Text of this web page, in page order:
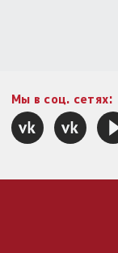
Мы в соц. сетях: